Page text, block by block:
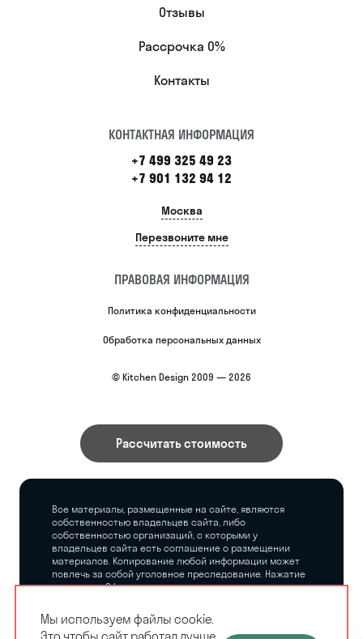
Отзывы
Рассрочка 0%
Контакты
КОНТАКТНАЯ ИНФОРМАЦИЯ
+7 499 325 49 23
+7 901 132 94 12
Москва
Перезвоните мне
ПРАВОВАЯ ИНФОРМАЦИЯ
Политика конфиденциальности
Обработка персональных данных
© Kitchen Design 2009 — 2026
Рассчитать стоимость
Все материалы, размещенные на сайте, являются
собственностью владельцев сайта, либо
собственностью организаций, с которыми у
владельцев сайта есть соглашение о размещении
материалов. Копирование любой информации может
повлечь за собой уголовное преследование. Нажатие
на кнопку «Оформить заказ», а также последующее
владельцев сайта никаких обязательств.
Мы используем файлы cookie.